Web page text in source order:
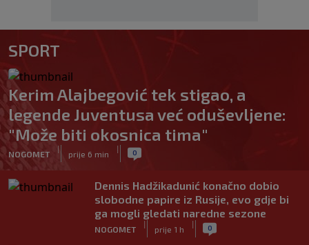
SPORT
Kerim Alajbegović tek stigao, a
legende Juventusa već oduševljene:
"Može biti okosnica tima"
NOGOMET
|
prije 6 min
| 0
Dennis Hadžikadunić konačno dobio
slobodne papire iz Rusije, evo gdje bi
ga mogli gledati naredne sezone
NOGOMET
|
prije 1 h
| 0